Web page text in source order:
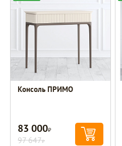
Консоль ПРИМО
83 000Р
97 647Р